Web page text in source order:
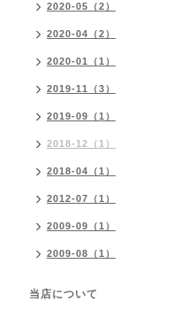
2020-05（2）
2020-04（2）
2020-01（1）
2019-11（3）
2019-09（1）
2018-12（1）
2018-04（1）
2012-07（1）
2009-09（1）
2009-08（1）
当店について